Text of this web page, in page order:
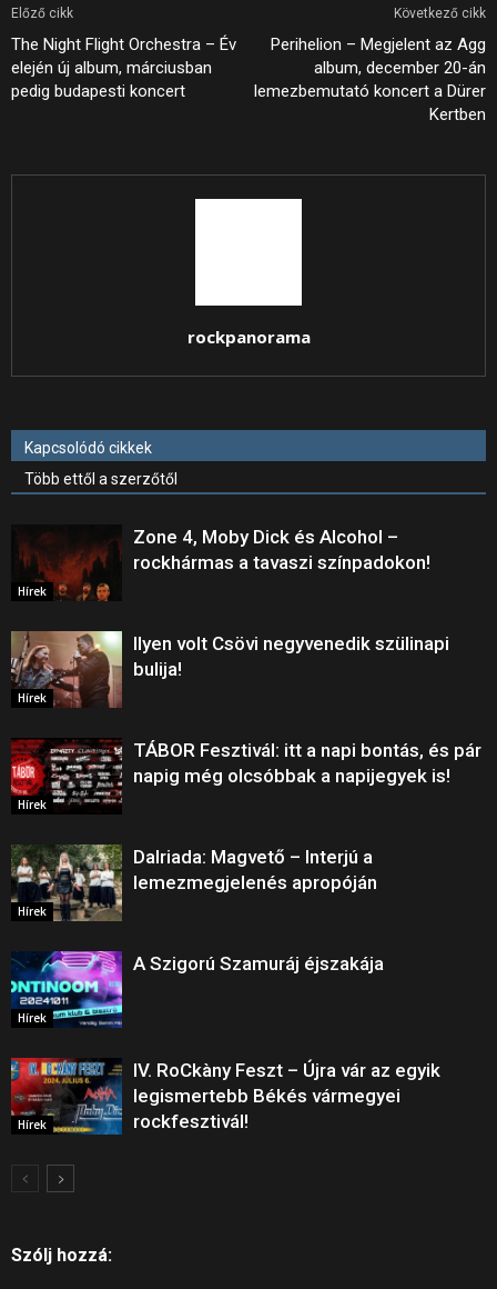
Előző cikk
The Night Flight Orchestra – Év
elején új album, márciusban
pedig budapesti koncert
Következő cikk
Perihelion – Megjelent az Agg
album, december 20-án
lemezbemutató koncert a Dürer
Kertben
rockpanorama
Kapcsolódó cikkek
Több ettől a szerzőtől
Hírek
Zone 4, Moby Dick és Alcohol –
rockhármas a tavaszi színpadokon!
Hírek
Ilyen volt Csövi negyvenedik szülinapi
bulija!
Hírek
TÁBOR Fesztivál: itt a napi bontás, és pár
napig még olcsóbbak a napijegyek is!
Hírek
Dalriada: Magvető – Interjú a
lemezmegjelenés apropóján
Hírek
A Szigorú Szamuráj éjszakája
Hírek
IV. RoCkàny Feszt – Újra vár az egyik
legismertebb Békés vármegyei
rockfesztivál!
Szólj hozzá: